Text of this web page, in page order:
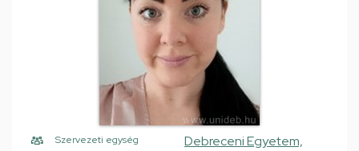
Szervezeti egység
Debreceni Egyetem,